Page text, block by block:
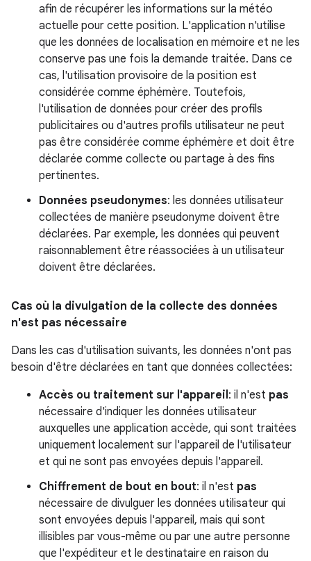
afin de récupérer les informations sur la météo
actuelle pour cette position. L'application n'utilise
que les données de localisation en mémoire et ne les
conserve pas une fois la demande traitée. Dans ce
cas, l'utilisation provisoire de la position est
considérée comme éphémère. Toutefois,
l'utilisation de données pour créer des profils
publicitaires ou d'autres profils utilisateur ne peut
pas être considérée comme éphémère et doit être
déclarée comme collecte ou partage à des fins
pertinentes.
Données pseudonymes: les données utilisateur
collectées de manière pseudonyme doivent être
déclarées. Par exemple, les données qui peuvent
raisonnablement être réassociées à un utilisateur
doivent être déclarées.
Cas où la divulgation de la collecte des données
n'est pas nécessaire
Dans les cas d'utilisation suivants, les données n'ont pas
besoin d'être déclarées en tant que données collectées:
Accès ou traitement sur l'appareil: il n'est pas
nécessaire d'indiquer les données utilisateur
auxquelles une application accède, qui sont traitées
uniquement localement sur l'appareil de l'utilisateur
et qui ne sont pas envoyées depuis l'appareil.
Chiffrement de bout en bout: il n'est pas
nécessaire de divulguer les données utilisateur qui
sont envoyées depuis l'appareil, mais qui sont
illisibles par vous-même ou par une autre personne
que l'expéditeur et le destinataire en raison du